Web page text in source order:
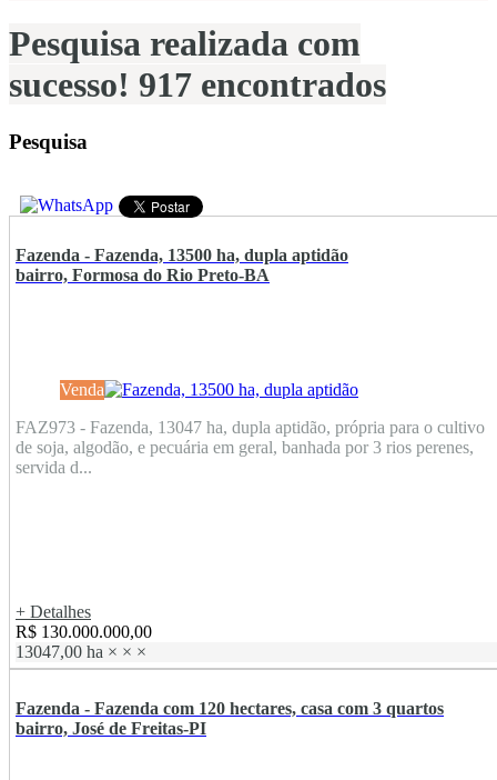
Pesquisa realizada com
sucesso! 917 encontrados
Pesquisa
Fazenda - Fazenda, 13500 ha, dupla aptidão
bairro, Formosa do Rio Preto-BA
Venda
FAZ973 - Fazenda, 13047 ha, dupla aptidão, própria para o cultivo
de soja, algodão, e pecuária em geral, banhada por 3 rios perenes,
servida d...
+ Detalhes
R$ 130.000.000,00
13047,00 ha × × ×
Fazenda - Fazenda com 120 hectares, casa com 3 quartos
bairro, José de Freitas-PI